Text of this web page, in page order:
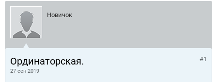
Новичок
Ординаторская.
27 сен 2019
#1